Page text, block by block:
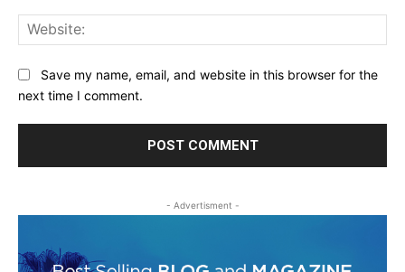
Save my name, email, and website in this browser for the
next time I comment.
- Advertisment -